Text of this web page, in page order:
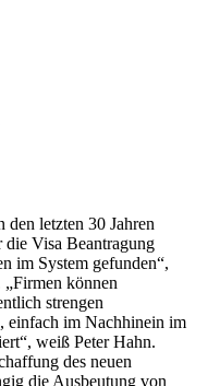
letzten 30 Jahren
die Visa Beantragung
im System gefunden“,
„Firmen können
strengen
einfach im Nachhinein im
weiß Peter Hahn.
des neuen
die Ausbeutung von